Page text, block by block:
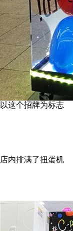
以这个招牌为标志
店内排满了扭蛋机